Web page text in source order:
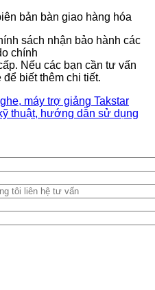
bản bàn giao hàng hóa
sách nhận bảo hành các
chính
Nếu các bạn cần tư vấn
biết thêm chi tiết.
máy trợ giảng Takstar
thuật, hướng dẫn sử dụng